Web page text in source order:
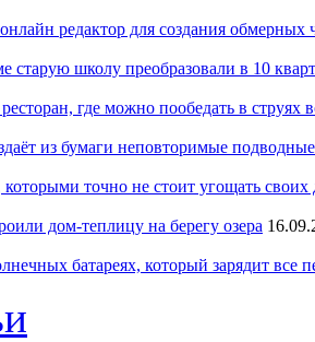
редактор для создания обмерных
старую школу преобразовали в 10
где можно пообедать в струях
из бумаги неповторимые
которыми точно не стоит угощать
дом-теплицу на берегу озера
батареях, который зарядит все